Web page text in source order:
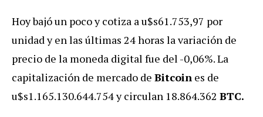
Hoy bajó un poco y cotiza a u$s61.753,97 por
unidad y en las últimas 24 horas la variación de
precio de la moneda digital fue del -0,06%. La
capitalización de mercado de Bitcoin es de
u$s1.165.130.644.754 y circulan 18.864.362 BTC.